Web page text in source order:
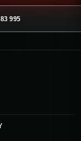
995